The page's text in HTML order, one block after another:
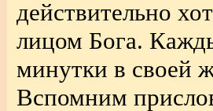
действительно
лицом Бога.
минутки в своей
Вспомним